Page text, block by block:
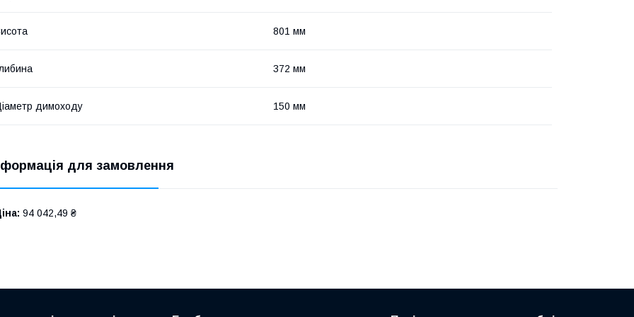
801 мм
372 мм
димоходу 150 мм
для замовлення
94 042,49 ₴